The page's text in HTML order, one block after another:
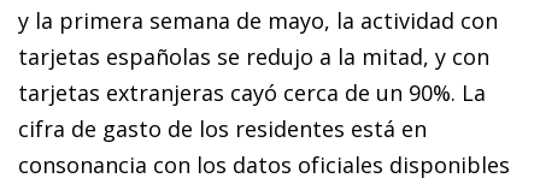
y la primera semana de mayo, la actividad con
tarjetas españolas se redujo a la mitad, y con
tarjetas extranjeras cayó cerca de un 90%. La
cifra de gasto de los residentes está en
consonancia con los datos oficiales disponibles